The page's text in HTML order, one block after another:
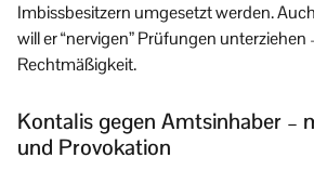
Imbissbesitzern umgesetzt werden.
will er “nervigen” Prüfungen unterziehen
Rechtmäßigkeit.
Kontalis gegen Amtsinhaber –
und Provokation